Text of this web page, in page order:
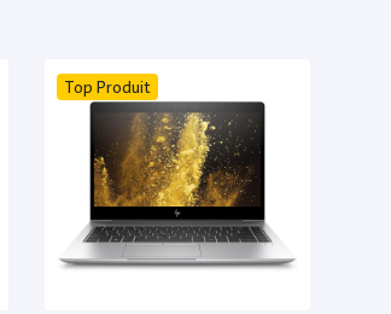
Top Produit